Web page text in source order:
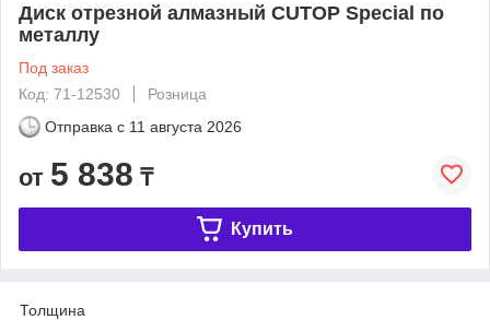
Диск отрезной алмазный CUTOP Special по
металлу
Под заказ
Код: 71-12530
Розница
Отправка с 11 августа 2026
от 5 838 ₸
Купить
Толщина